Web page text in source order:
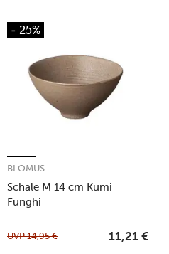
- 25%
Schale M 14 cm Kumi
Funghi
BLOMUS
UVP14,95 € 11,21 €